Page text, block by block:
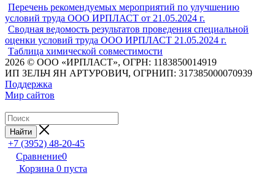
Перечень рекомендуемых мероприятий по улучшению
условий труда ООО ИРПЛАСТ от 21.05.2024 г.
Сводная ведомость результатов проведения специальной
оценки условий труда ООО ИРПЛАСТ 21.05.2024 г.
Таблица химической совместимости
2026 © ООО «ИРПЛАСТ», ОГРН: 1183850014919
ИП ЗЕЛЬЧ ЯН АРТУРОВИЧ, ОГРНИП: 317385000070939
Поддержка
Мир сайтов
Найти
+7 (3952) 48-20-45
Сравнение0
Корзина 0 пуста